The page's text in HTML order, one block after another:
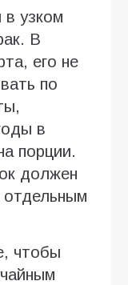
в узком
В
его не
по
в
порции.
должен
отдельным
чтобы